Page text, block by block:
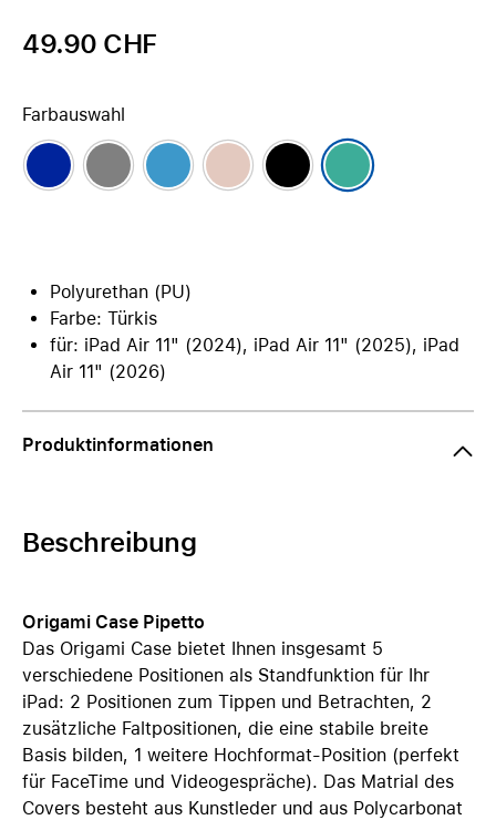
49.90 CHF
Farbauswahl
Polyurethan (PU)
Farbe: Türkis
für: iPad Air 11" (2024), iPad Air 11" (2025), iPad
Air 11" (2026)
Produktinformationen
Beschreibung
Origami Case Pipetto
Das Origami Case bietet Ihnen insgesamt 5
verschiedene Positionen als Standfunktion für Ihr
iPad: 2 Positionen zum Tippen und Betrachten, 2
zusätzliche Faltpositionen, die eine stabile breite
Basis bilden, 1 weitere Hochformat-Position (perfekt
für FaceTime und Videogespräche). Das Matrial des
Covers besteht aus Kunstleder und aus Polycarbonat